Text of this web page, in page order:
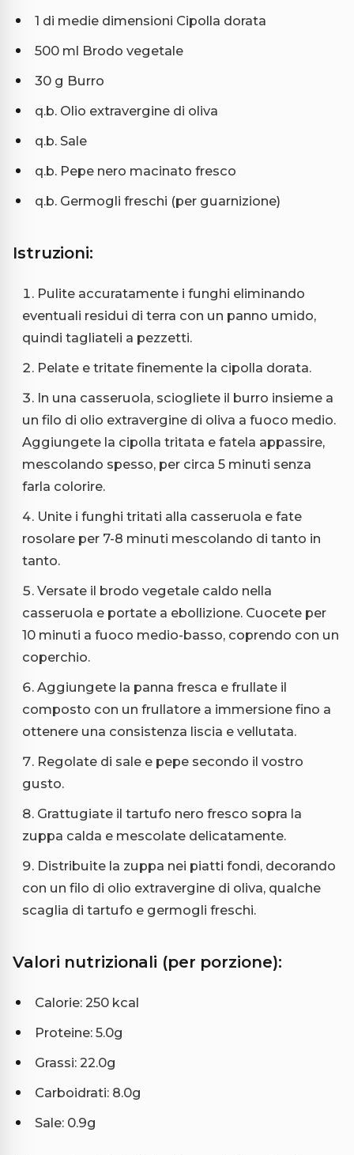
1 di medie dimensioni Cipolla dorata
500 ml Brodo vegetale
30 g Burro
q.b. Olio extravergine di oliva
q.b. Sale
q.b. Pepe nero macinato fresco
q.b. Germogli freschi (per guarnizione)
Istruzioni:
Pulite accuratamente i funghi eliminando
eventuali residui di terra con un panno umido,
quindi tagliateli a pezzetti.
Pelate e tritate finemente la cipolla dorata.
In una casseruola, sciogliete il burro insieme a
un filo di olio extravergine di oliva a fuoco medio.
Aggiungete la cipolla tritata e fatela appassire,
mescolando spesso, per circa 5 minuti senza
farla colorire.
Unite i funghi tritati alla casseruola e fate
rosolare per 7-8 minuti mescolando di tanto in
tanto.
Versate il brodo vegetale caldo nella
casseruola e portate a ebollizione. Cuocete per
10 minuti a fuoco medio-basso, coprendo con un
coperchio.
Aggiungete la panna fresca e frullate il
composto con un frullatore a immersione fino a
ottenere una consistenza liscia e vellutata.
Regolate di sale e pepe secondo il vostro
gusto.
Grattugiate il tartufo nero fresco sopra la
zuppa calda e mescolate delicatamente.
Distribuite la zuppa nei piatti fondi, decorando
con un filo di olio extravergine di oliva, qualche
scaglia di tartufo e germogli freschi.
Valori nutrizionali (per porzione):
Calorie: 250 kcal
Proteine: 5.0g
Grassi: 22.0g
Carboidrati: 8.0g
Sale: 0.9g